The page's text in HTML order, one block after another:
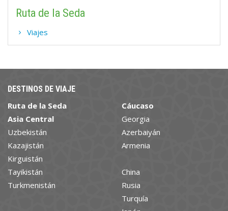
Ruta de la Seda
Viajes
DESTINOS DE VIAJE
Ruta de la Seda
Asia Central
Uzbekistán
Kazajistán
Kirguistán
Tayikistán
Turkmenistán
Cáucaso
Georgia
Azerbaiyán
Armenia
China
Rusia
Turquía